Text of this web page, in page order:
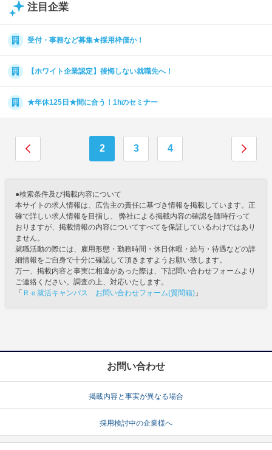
注目企業
受付・事務など募集★採用枠僅か！
【ホワイト企業認定】後悔しない就職先へ！
★年休125日★間に合う！1hのセミナー
2 3 4
●検索条件及び掲載内容について
本サイトの求人情報は、広告主の責任に基づき情報を掲載しています。正
確で詳しい求人情報を目指し、 弊社による掲載内容の確認を随時行って
おりますが、掲載情報の内容についてすべてを保証しているわけではあり
ません。
就職活動の際には、雇用形態・勤務時間・休日休暇・給与・待遇などの詳
細情報をご自身で十分に確認して頂きますようお願い致します。
万一、掲載内容と事実に相違があった際は、下記問い合わせフォームより
ご連絡ください。調査の上、対応いたします。
「 Ｒｅ就活キャンパス お問い合わせフォーム(質問箱) 」
お問い合わせ
掲載内容と事実が異なる場合
採用検討中の企業様へ